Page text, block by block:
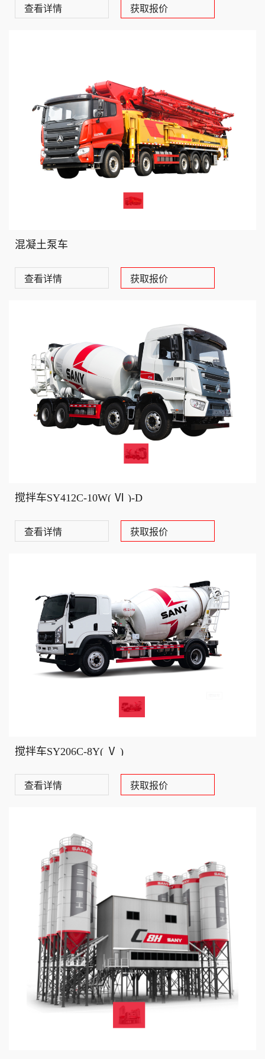
查看详情 获取报价
混凝土泵车
查看详情 获取报价
搅拌车SY412C-10W( Ⅵ )-D
查看详情 获取报价
搅拌车SY206C-8Y( Ⅴ )
查看详情 获取报价